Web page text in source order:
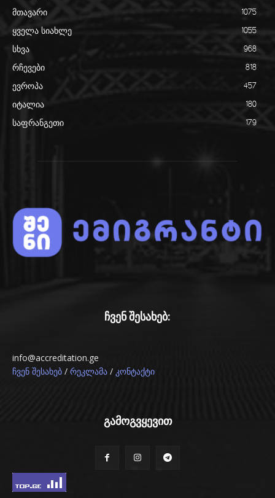
მთავარი 1075
ყველა სიახლე 1055
სხვა 968
რჩევები 818
ევროპა 457
იტალია 180
საფრანგეთი 179
ჩვენ შესახებ:
info@accreditation.ge
ჩვენ შესახებ / რეკლამა / კონტაქტი
გამოგვყევით